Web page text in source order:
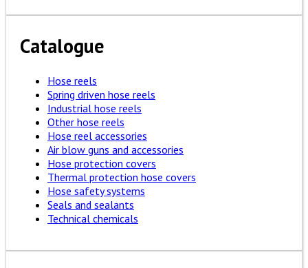
Catalogue
Hose reels
Spring driven hose reels
Industrial hose reels
Other hose reels
Hose reel accessories
Air blow guns and accessories
Hose protection covers
Thermal protection hose covers
Hose safety systems
Seals and sealants
Technical chemicals